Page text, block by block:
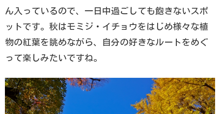
ん入っているので、一日中過ごしても飽きないスポ
ットです。秋はモミジ・イチョウをはじめ様々な植
物の紅葉を眺めながら、自分の好きなルートをめぐ
って楽しみたいですね。